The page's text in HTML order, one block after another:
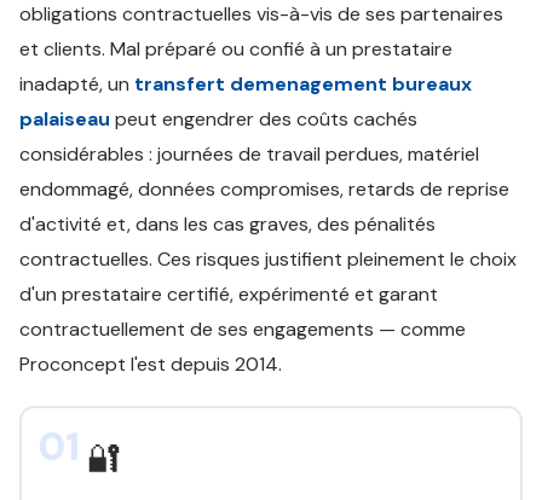
obligations contractuelles vis-à-vis de ses partenaires
et clients. Mal préparé ou confié à un prestataire
inadapté, un transfert demenagement bureaux
palaiseau peut engendrer des coûts cachés
considérables : journées de travail perdues, matériel
endommagé, données compromises, retards de reprise
d'activité et, dans les cas graves, des pénalités
contractuelles. Ces risques justifient pleinement le choix
d'un prestataire certifié, expérimenté et garant
contractuellement de ses engagements — comme
Proconcept l'est depuis 2014.
01 🔐